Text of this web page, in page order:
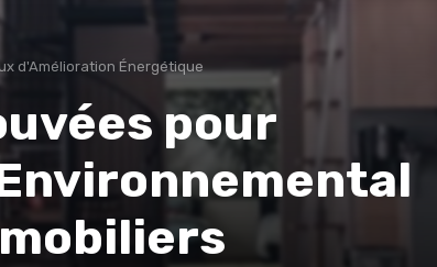
d'Amélioration Énergétique
pour